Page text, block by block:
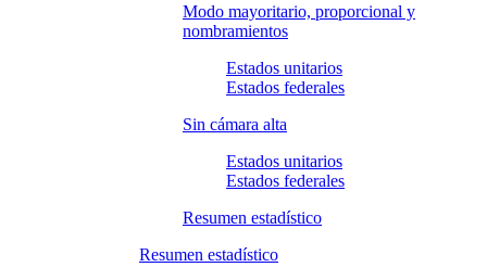
Modo mayoritario, proporcional y
nombramientos
Estados unitarios
Estados federales
Sin cámara alta
Estados unitarios
Estados federales
Resumen estadístico
Resumen estadístico